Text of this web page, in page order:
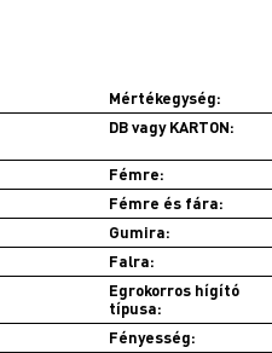
Mértékegység:
DB vagy KARTON:
Fémre:
Fémre és fára:
Gumira:
Falra:
Egrokorros hígító
típusa:
Fényesség: